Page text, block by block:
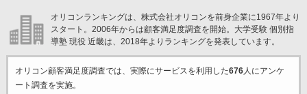
オリコンランキングは、株式会社オリコンを前身企業に1967年より
スタート。2006年からは顧客満足度調査を開始。大学受験 個別指
導塾 現役 近畿は、2018年よりランキングを発表しています。
オリコン顧客満足度調査では、実際にサービスを利用した676人にアンケ
ート調査を実施。